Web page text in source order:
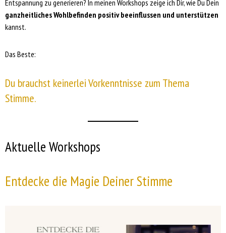
Entspannung zu generieren? In meinen Workshops zeige ich Dir, wie Du Dein
ganzheitliches Wohlbefinden positiv beeinflussen und unterstützen
kannst.
Das Beste:
Du brauchst keinerlei Vorkenntnisse zum Thema
Stimme.
Aktuelle Workshops
Entdecke die Magie Deiner Stimme